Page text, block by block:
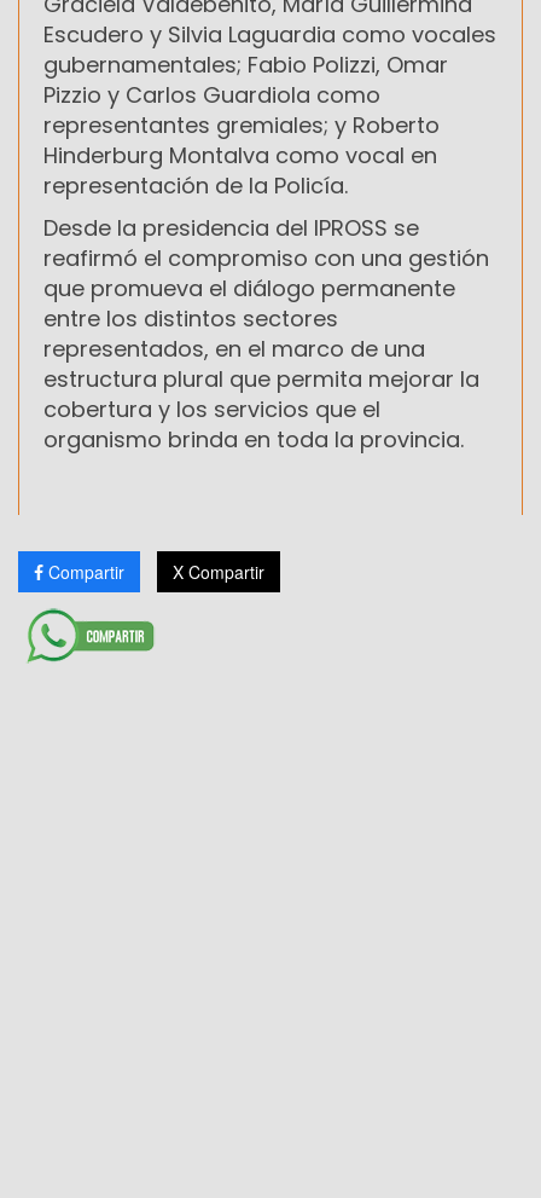
Escudero y Silvia Laguardia como vocales
gubernamentales; Fabio Polizzi, Omar
Pizzio y Carlos Guardiola como
representantes gremiales; y Roberto
Hinderburg Montalva como vocal en
representación de la Policía.
Desde la presidencia del IPROSS se
reafirmó el compromiso con una gestión
que promueva el diálogo permanente
entre los distintos sectores
representados, en el marco de una
estructura plural que permita mejorar la
cobertura y los servicios que el
organismo brinda en toda la provincia.
Compartir X Compartir